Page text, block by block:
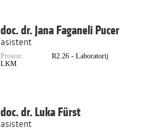
doc. dr. Jana Faganeli Pucer
asistent
Prostor:
R2.26 - Laboratorij
LKM
doc. dr. Luka Fürst
asistent